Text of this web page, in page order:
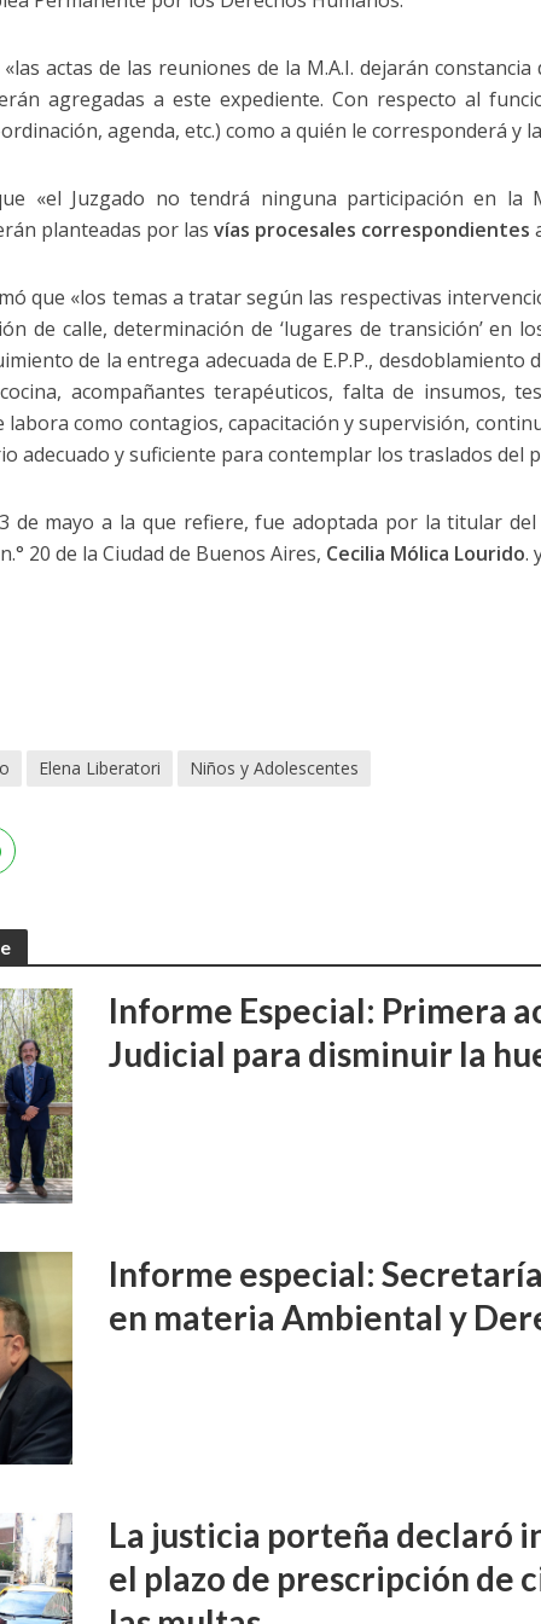
actas de las reuniones de la M.A.I. dejarán
agregadas a este expediente. Con respecto al
agenda, etc.) como a quién le corresponderá y
«el Juzgado no tendrá ninguna participación en la
planteadas por las vías procesales correspondientes
que «los temas a tratar según las respectivas
de calle, determinación de ‘lugares de transición’ en
de la entrega adecuada de E.P.P., desdoblamiento
acompañantes terapéuticos, falta de insumos,
como contagios, capacitación y supervisión,
adecuado y suficiente para contemplar los traslados del
de mayo a la que refiere, fue adoptada por la titular
20 de la Ciudad de Buenos Aires, Cecilia Mólica Lourido.
Elena Liberatori Niños y Adolescentes
Informe Especial: Primera
Judicial para disminuir la
Informe especial:
en materia Ambiental y
La justicia porteña declaró
el plazo de prescripción de